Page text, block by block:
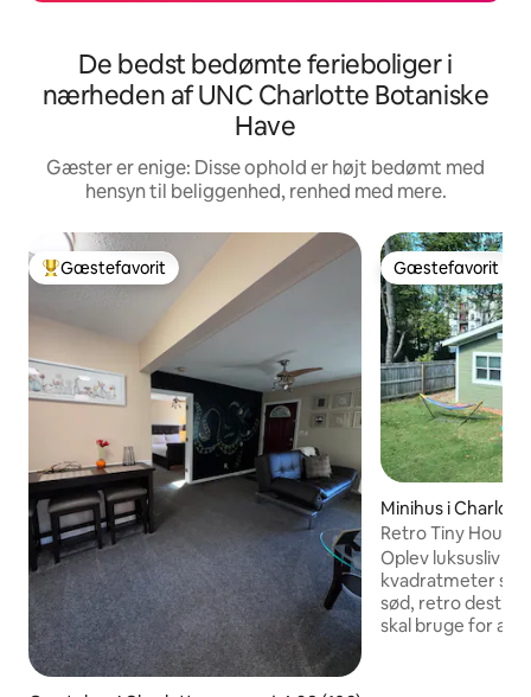
De bedst bedømte ferieboliger i
nærheden af UNC Charlotte Botaniske
Have
Gæster er enige: Disse ophold er højt bedømt med
hensyn til beliggenhed, renhed med mere.
Bedste gæstefavorit
Gæstefavorit Gæstefavorit
Gæstefavorit
Minihus i
Retro Tiny
Oplev luksusliv i et
kvadratmeter
sød, retro
skal bruge for at